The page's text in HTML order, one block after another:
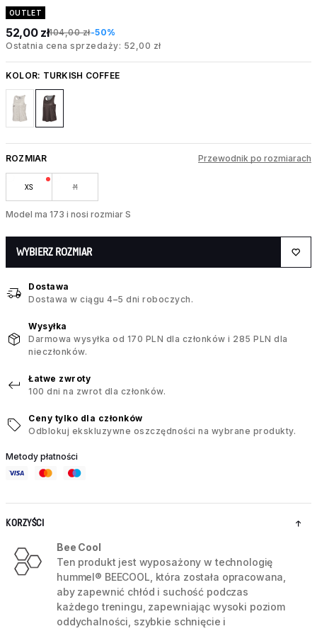
OUTLET
52,00 zł104,00 zł-50%
Ostatnia cena sprzedaży: 52,00 zł
KOLOR: TURKISH COFFEE
ROZMIAR Przewodnik po rozmiarach
XS M
Model ma 173 i nosi rozmiar S
WYBIERZ ROZMIAR
Dostawa
Dostawa w ciągu 4–5 dni roboczych.
Wysyłka
Darmowa wysyłka od 170 PLN dla członków i 285 PLN dla
nieczłonków.
Łatwe zwroty
100 dni na zwrot dla członków.
Ceny tylko dla członków
Odblokuj ekskluzywne oszczędności na wybrane produkty.
Metody płatności
KORZYŚCI
Bee Cool
Ten produkt jest wyposażony w technologię
hummel® BEECOOL, która została opracowana,
aby zapewnić chłód i suchość podczas
każdego treningu, zapewniając wysoki poziom
oddychalności, szybkie schnięcie i